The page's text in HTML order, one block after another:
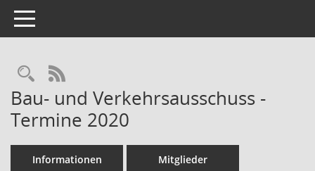
Toggle navigation
Rechercheauswahl
RSS-Feed
Bau- und Verkehrsausschuss -
Termine 2020
Informationen Mitglieder